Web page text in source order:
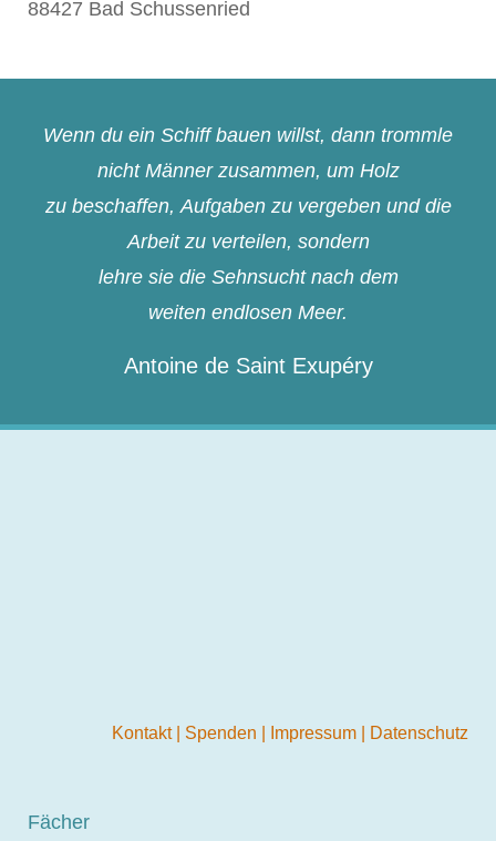
88427 Bad Schussenried
Wenn du ein Schiff bauen willst, dann trommle
nicht Männer zusammen, um Holz
zu beschaffen, Aufgaben zu vergeben und die
Arbeit zu verteilen, sondern
lehre sie die Sehnsucht nach dem
weiten endlosen Meer.
Antoine de Saint Exupéry
Kontakt Spenden Impressum Datenschutz
Fächer